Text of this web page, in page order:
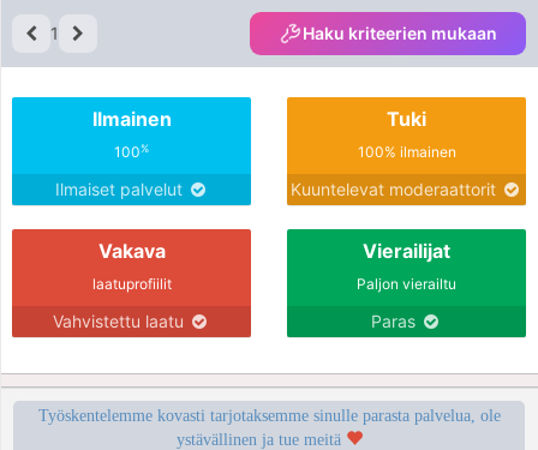
1 Haku kriteerien mukaan
Ilmainen
100%
Ilmaiset palvelut
Tuki
100% ilmainen
Kuuntelevat moderaattorit
Vakava
laatuprofiilit
Vahvistettu laatu
Vierailijat
Paljon vierailtu
Paras
Työskentelemme kovasti tarjotaksemme sinulle parasta palvelua, ole
ystävällinen ja tue meitä